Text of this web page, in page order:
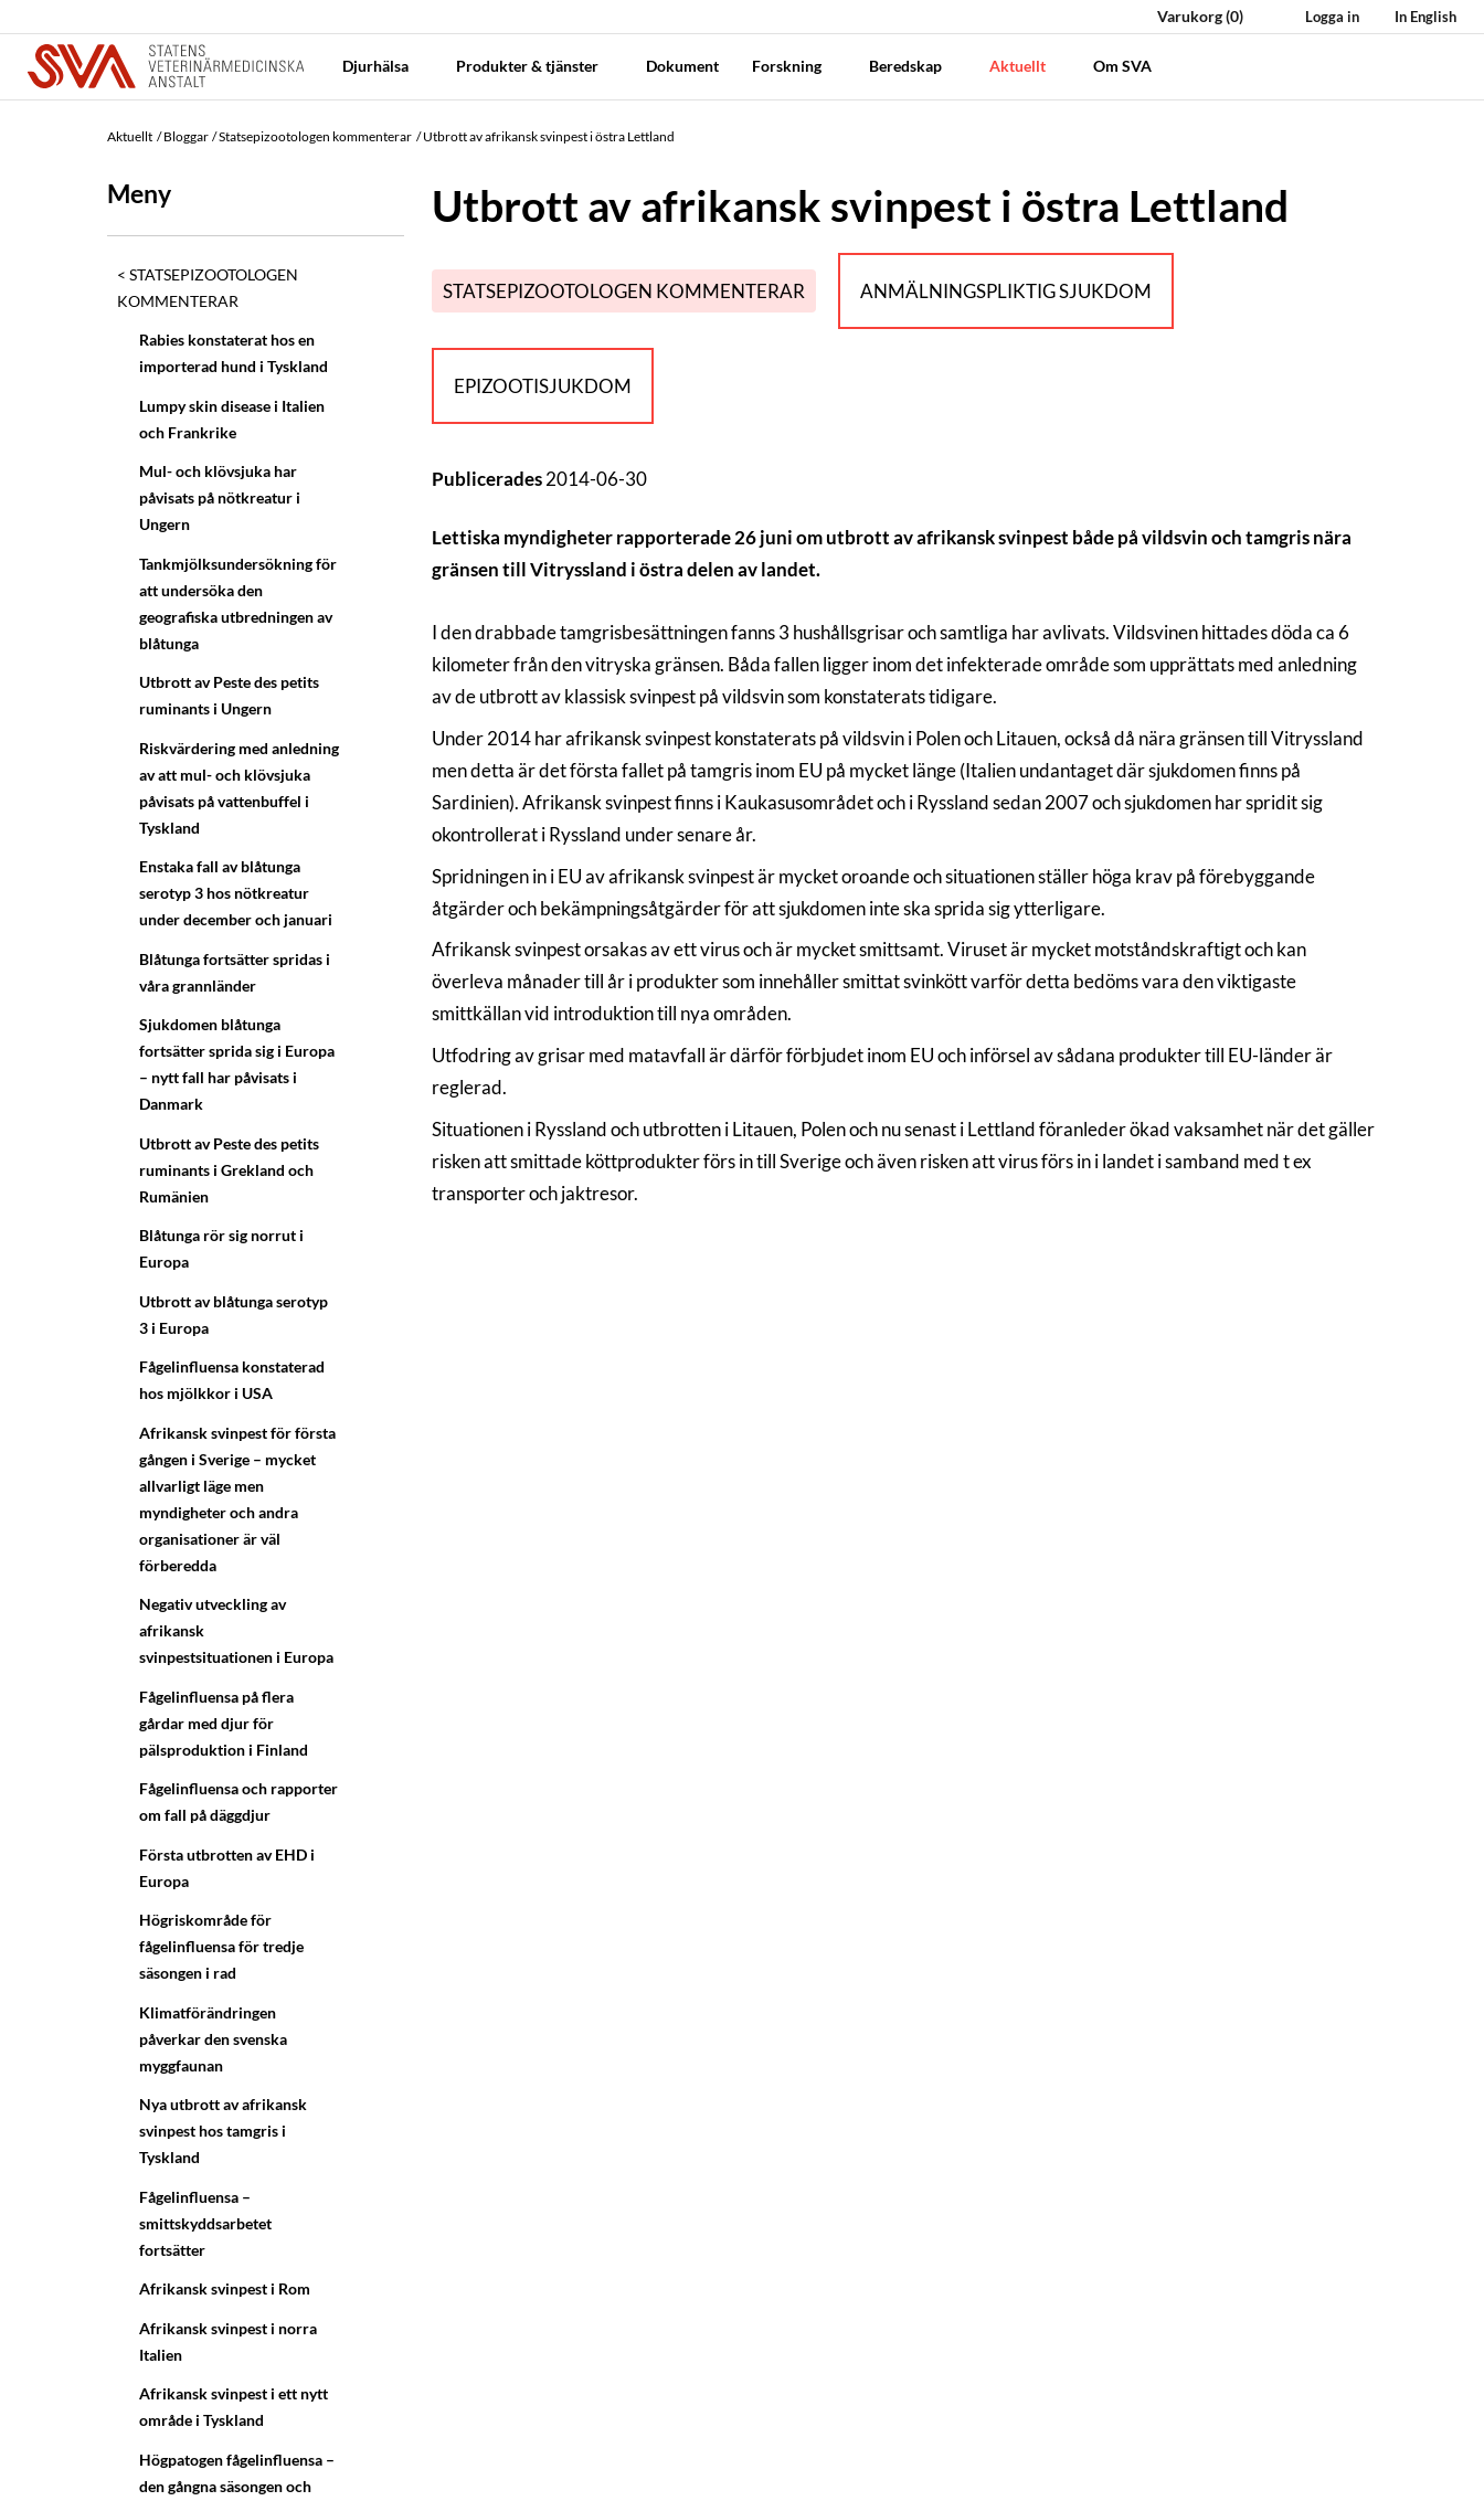
Varukorg(0) Logga in In English
Djurhälsa Produkter & tjänster Dokument Forskning Beredskap Aktuellt Om SVA
Aktuellt Bloggar Statsepizootologen kommenterar Utbrott av afrikansk svinpest i östra Lettland
Meny
STATSEPIZOOTOLOGEN
KOMMENTERAR
Rabies konstaterat hos en
importerad hund i Tyskland
Lumpy skin disease i Italien
och Frankrike
Mul- och klövsjuka har
påvisats på nötkreatur i
Ungern
Tankmjölksundersökning för
att undersöka den
geografiska utbredningen av
blåtunga
Utbrott av Peste des petits
ruminants i Ungern
Riskvärdering med anledning
av att mul- och klövsjuka
påvisats på vattenbuffel i
Tyskland
Enstaka fall av blåtunga
serotyp 3 hos nötkreatur
under december och januari
Blåtunga fortsätter spridas i
våra grannländer
Sjukdomen blåtunga
fortsätter sprida sig i Europa
– nytt fall har påvisats i
Danmark
Utbrott av Peste des petits
ruminants i Grekland och
Rumänien
Blåtunga rör sig norrut i
Europa
Utbrott av blåtunga serotyp
3 i Europa
Fågelinfluensa konstaterad
hos mjölkkor i USA
Afrikansk svinpest för första
gången i Sverige – mycket
allvarligt läge men
myndigheter och andra
organisationer är väl
förberedda
Negativ utveckling av
afrikansk
svinpestsituationen i Europa
Fågelinfluensa på flera
gårdar med djur för
pälsproduktion i Finland
Fågelinfluensa och rapporter
om fall på däggdjur
Första utbrotten av EHD i
Europa
Högriskområde för
fågelinfluensa för tredje
säsongen i rad
Klimatförändringen
påverkar den svenska
myggfaunan
Nya utbrott av afrikansk
svinpest hos tamgris i
Tyskland
Fågelinfluensa –
smittskyddsarbetet
fortsätter
Afrikansk svinpest i Rom
Afrikansk svinpest i norra
Italien
Afrikansk svinpest i ett nytt
område i Tyskland
Högpatogen fågelinfluensa –
den gångna säsongen och
Utbrott av afrikansk svinpest i östra Lettland
STATSEPIZOOTOLOGEN KOMMENTERAR ANMÄLNINGSPLIKTIG SJUKDOM
EPIZOOTISJUKDOM
Publicerades2014-06-30
Lettiska myndigheter rapporterade 26 juni om utbrott av afrikansk svinpest både på vildsvin och tamgris nära
gränsen till Vitryssland i östra delen av landet.
I den drabbade tamgrisbesättningen fanns 3 hushållsgrisar och samtliga har avlivats. Vildsvinen hittades döda ca 6
kilometer från den vitryska gränsen. Båda fallen ligger inom det infekterade område som upprättats med anledning
av de utbrott av klassisk svinpest på vildsvin som konstaterats tidigare.
Under 2014 har afrikansk svinpest konstaterats på vildsvin i Polen och Litauen, också då nära gränsen till Vitryssland
men detta är det första fallet på tamgris inom EU på mycket länge (Italien undantaget där sjukdomen finns på
Sardinien). Afrikansk svinpest finns i Kaukasusområdet och i Ryssland sedan 2007 och sjukdomen har spridit sig
okontrollerat i Ryssland under senare år.
Spridningen in i EU av afrikansk svinpest är mycket oroande och situationen ställer höga krav på förebyggande
åtgärder och bekämpningsåtgärder för att sjukdomen inte ska sprida sig ytterligare.
Afrikansk svinpest orsakas av ett virus och är mycket smittsamt. Viruset är mycket motståndskraftigt och kan
överleva månader till år i produkter som innehåller smittat svinkött varför detta bedöms vara den viktigaste
smittkällan vid introduktion till nya områden.
Utfodring av grisar med matavfall är därför förbjudet inom EU och införsel av sådana produkter till EU-länder är
reglerad.
Situationen i Ryssland och utbrotten i Litauen, Polen och nu senast i Lettland föranleder ökad vaksamhet när det gäller
risken att smittade köttprodukter förs in till Sverige och även risken att virus förs in i landet i samband med t ex
transporter och jaktresor.